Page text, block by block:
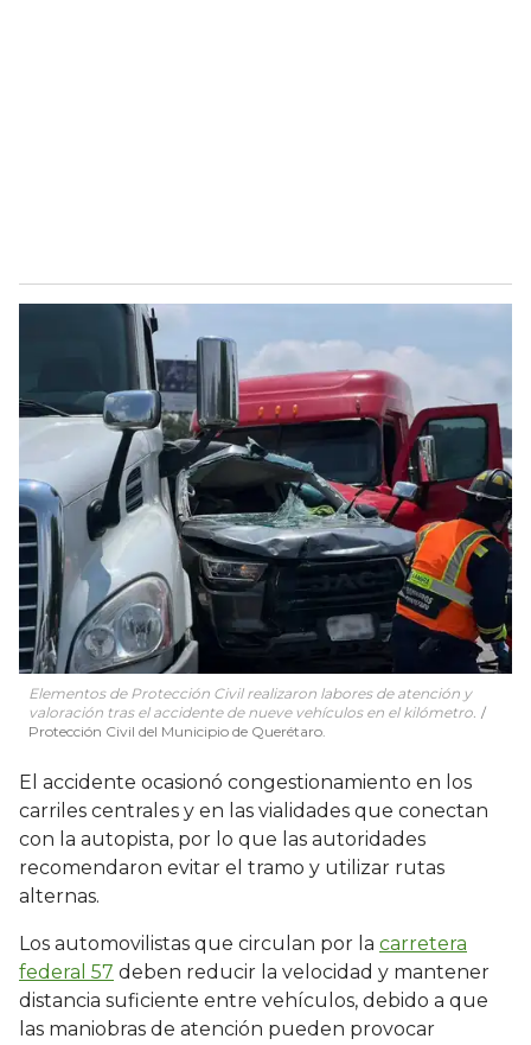
Elementos de Protección Civil realizaron labores de atención y
valoración tras el accidente de nueve vehículos en el kilómetro.
Protección Civil del Municipio de Querétaro.
El accidente ocasionó congestionamiento en los
carriles centrales y en las vialidades que conectan
con la autopista, por lo que las autoridades
recomendaron evitar el tramo y utilizar rutas
alternas.
Los automovilistas que circulan por la carretera
federal 57 deben reducir la velocidad y mantener
distancia suficiente entre vehículos, debido a que
las maniobras de atención pueden provocar